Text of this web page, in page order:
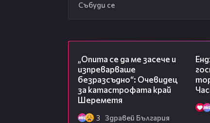
Събуди се
„Опита се да ме засече и
изпреварваше
безразсъдно“: Очевидец
за катастрофата край
Шереметя
3 Здравей България